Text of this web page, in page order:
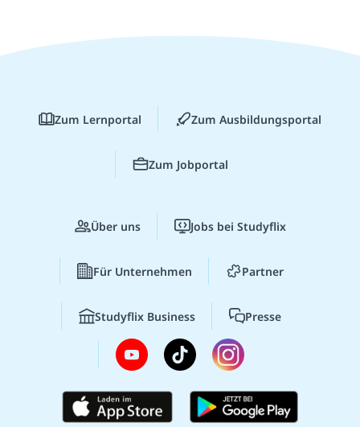
Zum Lernportal Zum Ausbildungsportal
Zum Jobportal
Über uns Jobs bei Studyflix
Für Unternehmen Partner
Studyflix Business Presse